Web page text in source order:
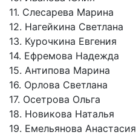
11. Слесарева Марина
12. Нагейкина Светлана
13. Курочкина Евгения
14. Ефремова Надежда
15. Антипова Марина
16. Орлова Светлана
17. Осетрова Ольга
18. Новикова Наталья
19. Емельянова Анастасия